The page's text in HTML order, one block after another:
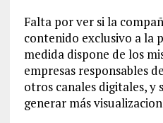
Falta por ver si la
contenido exclusivo a la
medida dispone de los
empresas responsables
otros canales digitales, y
generar más